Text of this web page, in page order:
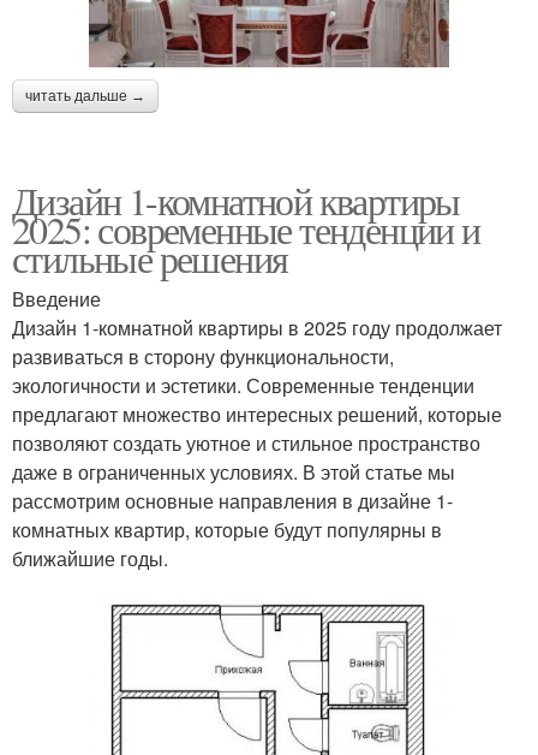
читать дальше →
Дизайн 1-комнатной квартиры
2025: современные тенденции и
стильные решения
Введение
Дизайн 1-комнатной квартиры в 2025 году продолжает
развиваться в сторону функциональности,
экологичности и эстетики. Современные тенденции
предлагают множество интересных решений, которые
позволяют создать уютное и стильное пространство
даже в ограниченных условиях. В этой статье мы
рассмотрим основные направления в дизайне 1-
комнатных квартир, которые будут популярны в
ближайшие годы.